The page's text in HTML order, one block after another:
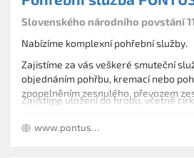
Slovenského národního povstání
Nabízíme komplexní pohřební služby.
Zajistíme za vás veškeré smuteční
objednáním pohřbu, kremací nebo
zpopelněním zesnulého, převozem
mimo ČR.
Zajistíme uložení do hrobu, včetně
loučkách.
Dále zajišťujeme kamenické práce,
www.pontusjirkov.wz.cz